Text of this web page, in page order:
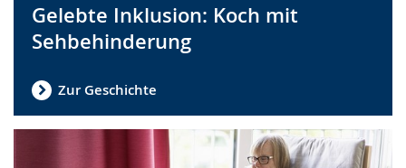
Gelebte Inklusion: Koch mit
Sehbehinderung
Zur Geschichte